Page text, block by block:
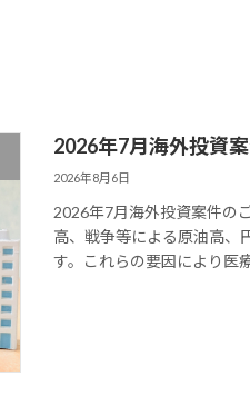
2026年7月海外投資
2026年8月6日
2026年7月海外投資案件の
高、戦争等による原油高、
す。これらの要因により医